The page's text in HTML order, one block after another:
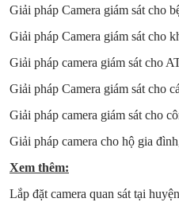
Giải pháp Camera giám sát cho
Giải pháp Camera giám sát cho
Giải pháp camera giám sát cho
Giải pháp Camera giám sát cho
Giải pháp camera giám sát cho
Giải pháp camera cho hộ gia
Xem thêm:
Lắp đặt camera quan sát tại